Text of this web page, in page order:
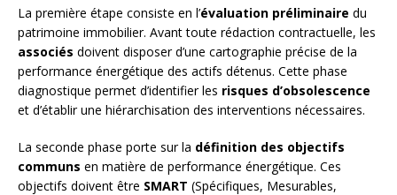
La première étape consiste en l’évaluation préliminaire du
patrimoine immobilier. Avant toute rédaction contractuelle, les
associés doivent disposer d’une cartographie précise de la
performance énergétique des actifs détenus. Cette phase
diagnostique permet d’identifier les risques d’obsolescence
et d’établir une hiérarchisation des interventions nécessaires.
La seconde phase porte sur la définition des objectifs
communs en matière de performance énergétique. Ces
objectifs doivent être SMART (Spécifiques, Mesurables,